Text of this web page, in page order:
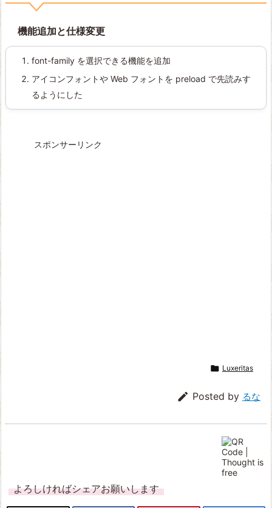
機能追加と仕様変更
font-family を選択できる機能を追加
アイコンフォントや Web フォントを preload で先読みす
るようにした
スポンサーリンク
 Luxeritas
 Posted by るな
よろしければシェアお願いします